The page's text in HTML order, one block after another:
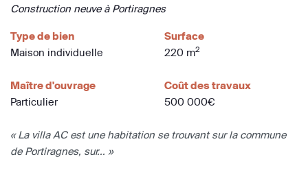
Construction neuve à Portiragnes
Type de bien
Maison individuelle
Surface
220 m2
Maître d'ouvrage
Particulier
Coût des travaux
500 000€
« La villa AC est une habitation se trouvant sur la commune
de Portiragnes, sur... »